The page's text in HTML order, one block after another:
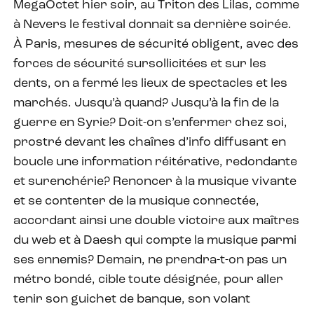
MegaOctet hier soir, au Triton des Lilas, comme
à Nevers le festival donnait sa dernière soirée.
À Paris, mesures de sécurité obligent, avec des
forces de sécurité sursollicitées et sur les
dents, on a fermé les lieux de spectacles et les
marchés. Jusqu’à quand? Jusqu’à la fin de la
guerre en Syrie? Doit-on s’enfermer chez soi,
prostré devant les chaînes d’info diffusant en
boucle une information réitérative, redondante
et surenchérie? Renoncer à la musique vivante
et se contenter de la musique connectée,
accordant ainsi une double victoire aux maîtres
du web et à Daesh qui compte la musique parmi
ses ennemis? Demain, ne prendra-t-on pas un
métro bondé, cible toute désignée, pour aller
tenir son guichet de banque, son volant